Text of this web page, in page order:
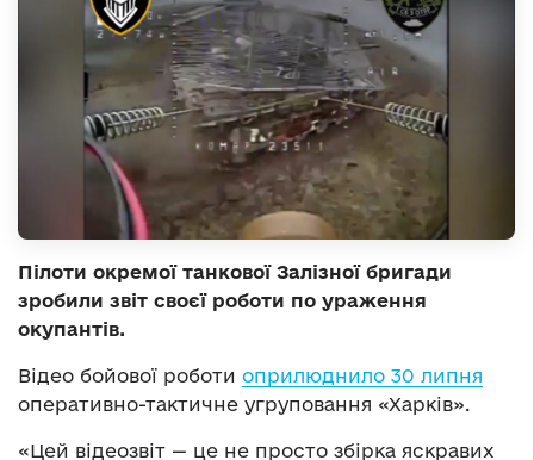
Пілоти окремої танкової Залізної бригади
зробили звіт своєї роботи по ураження
окупантів.
Відео бойової роботи оприлюднило 30 липня
оперативно-тактичне угруповання «Харків».
«Цей відеозвіт — це не просто збірка яскравих